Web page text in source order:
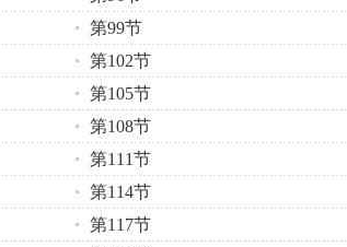
第99节
第102节
第105节
第108节
第111节
第114节
第117节